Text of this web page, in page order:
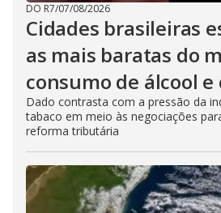
DO R7/07/08/2026
Cidades brasileiras
as mais baratas do
consumo de álcool e
Dado contrasta com a pressão da
tabaco em meio às negociações
reforma tributária